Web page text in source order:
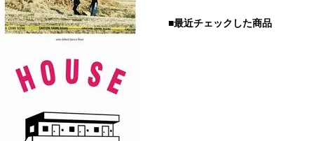
■最近チェックした商品